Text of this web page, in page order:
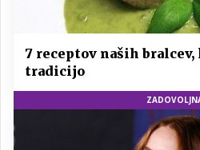
7 receptov naših
tradicijo